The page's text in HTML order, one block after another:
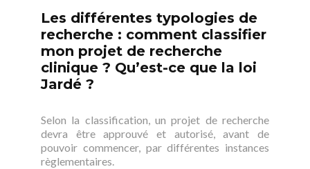
Les différentes typologies de
recherche : comment classifier
mon projet de recherche
clinique ? Qu’est-ce que la loi
Jardé ?
Selon la classification, un projet de recherche
devra être approuvé et autorisé, avant de
pouvoir commencer, par différentes instances
règlementaires.